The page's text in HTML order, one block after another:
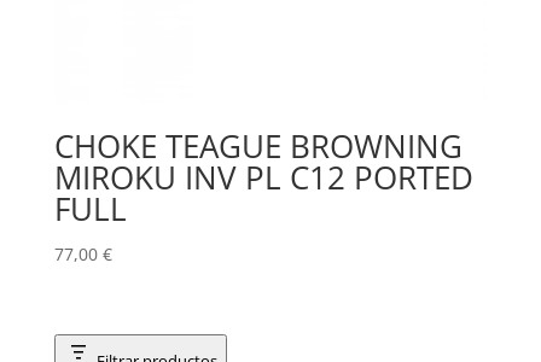
CHOKE TEAGUE BROWNING
MIROKU INV PL C12 PORTED
FULL
77,00 €